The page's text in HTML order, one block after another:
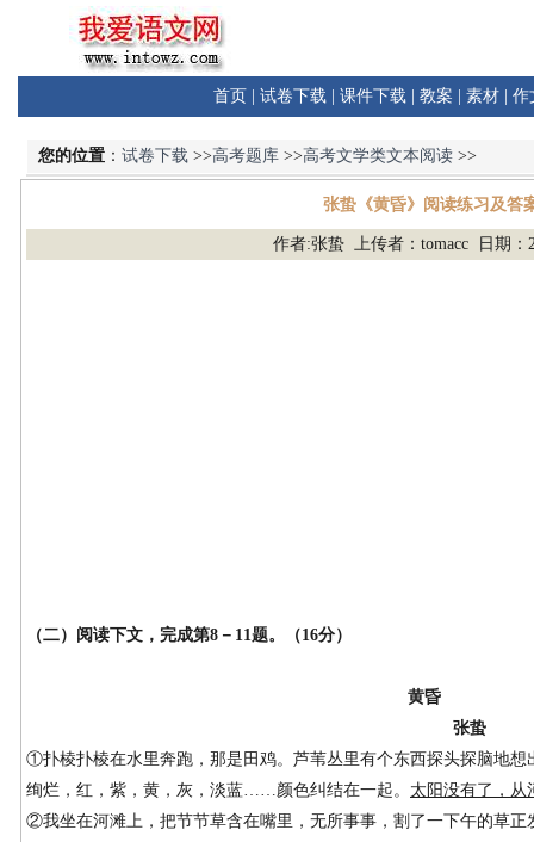
首页 试卷下载 课件下载 教案 素材 作
您的位置 ： 试卷下载 >>高考题库 >>高考文学类文本阅读 >>
张蛰《黄昏》阅读练习及答
作者:张蛰 上传者：tomacc 日期：
（二）阅读下文，完成第8 － 11题。（16分）
黄昏
张蛰
①扑棱扑棱在水里奔跑，那是田鸡。芦苇丛里有个东西探头探脑地
绚烂，红，紫，黄，灰，淡蓝……颜色纠结在一起。 太阳没有了，从
②我坐在河滩上，把节节草含在嘴里，无所事事，割了一下午的草